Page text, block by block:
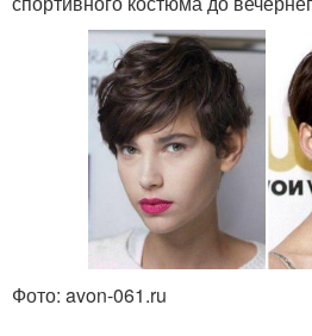
Фото: avon-061.ru